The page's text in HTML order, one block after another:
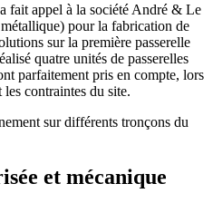
fait appel à la société André & Le
pour la fabrication de
sur la première passerelle
quatre unités de passerelles
parfaitement pris en compte, lors
contraintes du site.
sur différents tronçons du
et mécanique